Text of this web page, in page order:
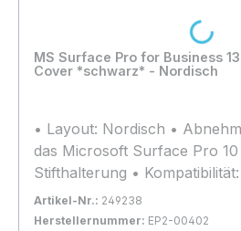
MS Surface Pro for Business
Cover *schwarz* - Nordisch
• Layout: Nordisch •
das Microsoft Surface Pro
Stifthalterung •
Surface Pro 11, Surface Pro
Surface Pro 8 und Surface
Artikel-Nr.: 249238
Herstellernummer: EP2-00402
Loading...